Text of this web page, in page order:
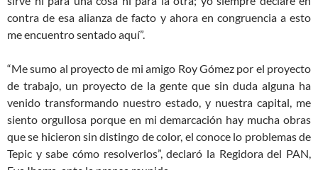
contra de esa alianza de facto y ahora en congruencia a esto
me encuentro sentado aquí”.
“Me sumo al proyecto de mi amigo Roy Gómez por el proyecto
de trabajo, un proyecto de la gente que sin duda alguna ha
venido transformando nuestro estado, y nuestra capital, me
siento orgullosa porque en mi demarcación hay mucha obras
que se hicieron sin distingo de color, el conoce lo problemas de
Tepic y sabe cómo resolverlos”, declaró la Regidora del PAN,